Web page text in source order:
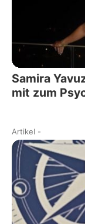
Samira
mit zum
Artikel -